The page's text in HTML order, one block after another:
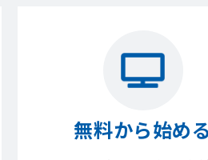
無料から始める